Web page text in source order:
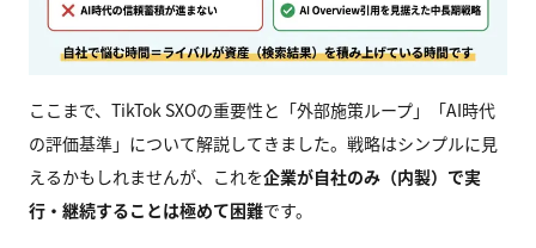
ここまで、TikTok SXOの重要性と「外部施策ループ」「AI時代
の評価基準」について解説してきました。戦略はシンプルに見
えるかもしれませんが、これを企業が自社のみ（内製）で実
行・継続することは極めて困難です。